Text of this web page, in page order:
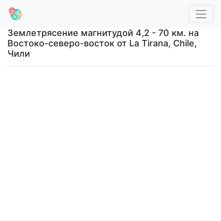
Землетрясение магнитудой 4,2 - 70 км. на
Востоко-северо-восток от La Tirana, Chile,
Чили